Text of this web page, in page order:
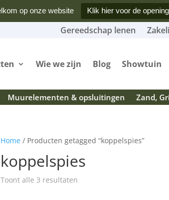
op onze website Klik hier voor de
Gereedschap lenen
Wie we zijn Blog Showtuin
Muurelementen & opsluitingen Zand,
Home/ Producten getagged “koppelspies”
koppelspies
Toont alle 3 resultatenGesorteerd